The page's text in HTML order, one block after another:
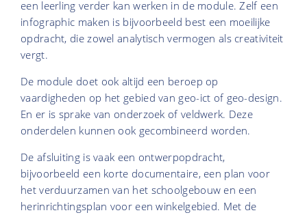
een leerling verder kan werken in de module. Zelf een
infographic maken is bijvoorbeeld best een moeilijke
opdracht, die zowel analytisch vermogen als creativiteit
vergt.
De module doet ook altijd een beroep op
vaardigheden op het gebied van geo-ict of geo-design.
En er is sprake van onderzoek of veldwerk. Deze
onderdelen kunnen ook gecombineerd worden.
De afsluiting is vaak een ontwerpopdracht,
bijvoorbeeld een korte documentaire, een plan voor
het verduurzamen van het schoolgebouw en een
herinrichtingsplan voor een winkelgebied. Met de